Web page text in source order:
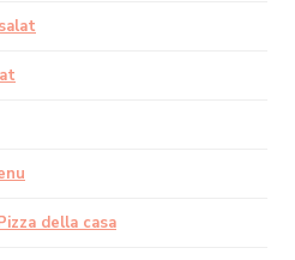
della casa